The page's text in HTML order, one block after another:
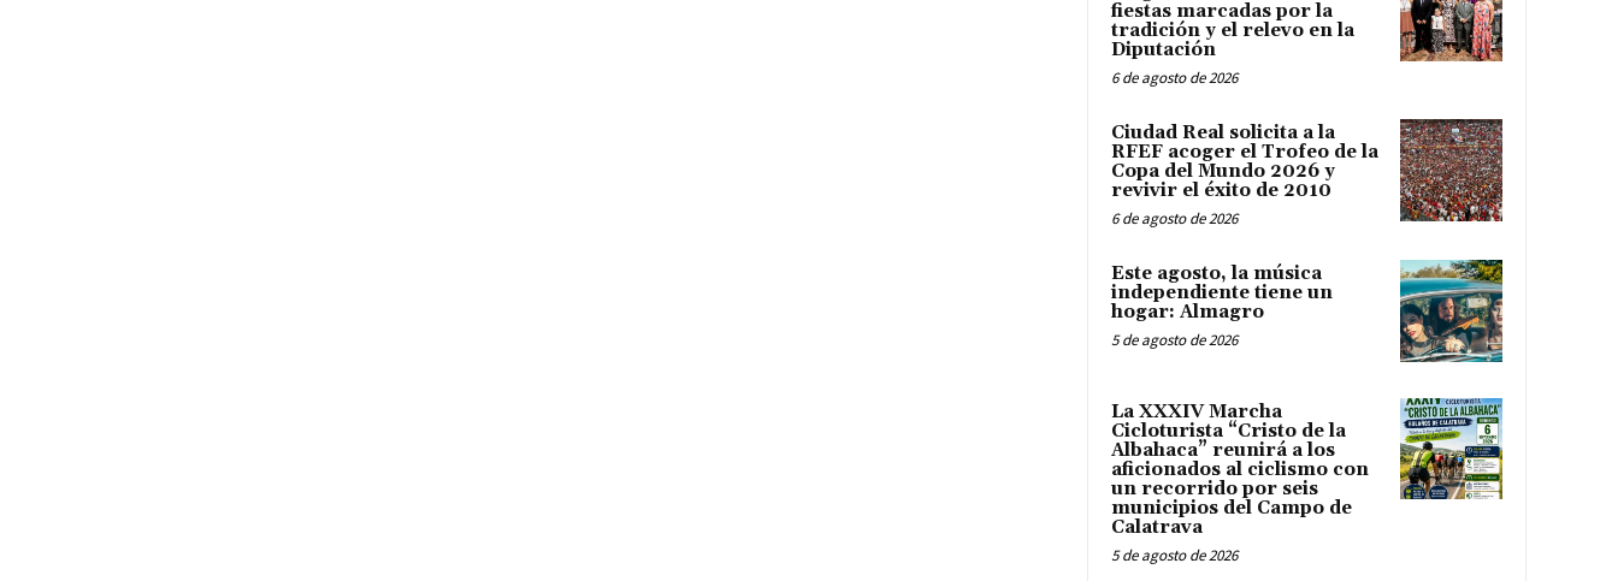
fiestas marcadas por la
tradición y el relevo en la
Diputación
6 de agosto de 2026
Ciudad Real solicita a la
RFEF acoger el Trofeo de la
Copa del Mundo 2026 y
revivir el éxito de 2010
6 de agosto de 2026
Este agosto, la música
independiente tiene un
hogar: Almagro
5 de agosto de 2026
La XXXIV Marcha
Cicloturista “Cristo de la
Albahaca” reunirá a los
aficionados al ciclismo con
un recorrido por seis
municipios del Campo de
Calatrava
5 de agosto de 2026